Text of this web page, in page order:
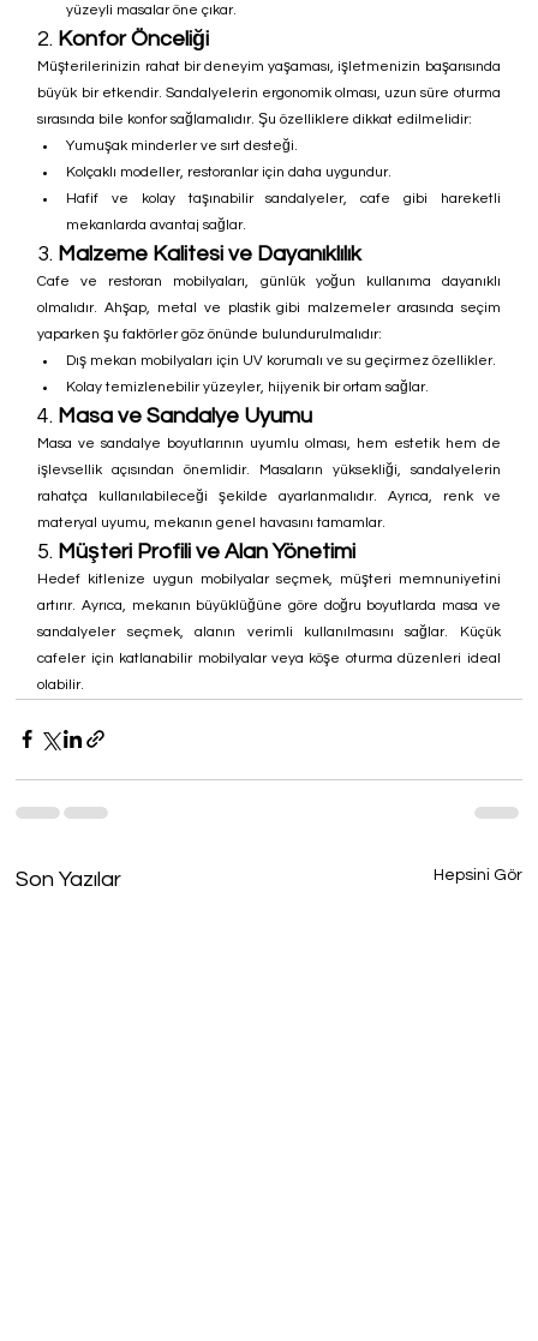
yüzeyli masalar öne çıkar.
2. Konfor Önceliği
Müşterilerinizin rahat bir deneyim yaşaması, işletmenizin başarısında
büyük bir etkendir. Sandalyelerin ergonomik olması, uzun süre oturma
sırasında bile konfor sağlamalıdır. Şu özelliklere dikkat edilmelidir:
Yumuşak minderler ve sırt desteği.
Kolçaklı modeller, restoranlar için daha uygundur.
Hafif ve kolay taşınabilir sandalyeler, cafe gibi hareketli
mekanlarda avantaj sağlar.
3. Malzeme Kalitesi ve Dayanıklılık
Cafe ve restoran mobilyaları, günlük yoğun kullanıma dayanıklı
olmalıdır. Ahşap, metal ve plastik gibi malzemeler arasında seçim
yaparken şu faktörler göz önünde bulundurulmalıdır:
Dış mekan mobilyaları için UV korumalı ve su geçirmez özellikler.
Kolay temizlenebilir yüzeyler, hijyenik bir ortam sağlar.
4. Masa ve Sandalye Uyumu
Masa ve sandalye boyutlarının uyumlu olması, hem estetik hem de
işlevsellik açısından önemlidir. Masaların yüksekliği, sandalyelerin
rahatça kullanılabileceği şekilde ayarlanmalıdır. Ayrıca, renk ve
materyal uyumu, mekanın genel havasını tamamlar.
5. Müşteri Profili ve Alan Yönetimi
Hedef kitlenize uygun mobilyalar seçmek, müşteri memnuniyetini
artırır. Ayrıca, mekanın büyüklüğüne göre doğru boyutlarda masa ve
sandalyeler seçmek, alanın verimli kullanılmasını sağlar. Küçük
cafeler için katlanabilir mobilyalar veya köşe oturma düzenleri ideal
olabilir.
Son Yazılar Hepsini Gör